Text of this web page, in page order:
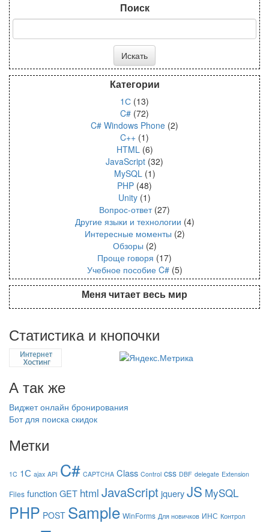
Поиск
Категории
1С (13)
C# (72)
C# Windows Phone (2)
C++ (1)
HTML (6)
JavaScript (32)
MySQL (1)
PHP (48)
Unity (1)
Вопрос-ответ(27)
Другие языки и технологии (4)
Интересные моменты (2)
Обзоры (2)
Проще говоря (17)
Учебное пособие C#(5)
Меня читает весь мир
Статистика и кнопочки
А так же
Виджет онлайн бронирования
Бот для поиска скидок
Метки
1C 1С ajax API C# CAPTCHA Class Control css DBF delegate Extension
Files function GET html JavaScriptjqueryJS MySQL
PHP POST Sample WinForms Для новичков ИНС Контрол